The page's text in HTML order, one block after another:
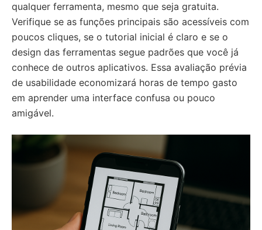
qualquer ferramenta, mesmo que seja gratuita.
Verifique se as funções principais são acessíveis com
poucos cliques, se o tutorial inicial é claro e se o
design das ferramentas segue padrões que você já
conhece de outros aplicativos. Essa avaliação prévia
de usabilidade economizará horas de tempo gasto
em aprender uma interface confusa ou pouco
amigável.